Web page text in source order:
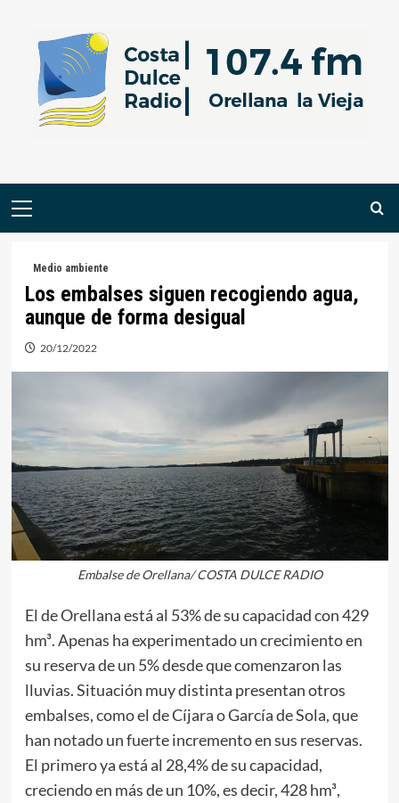
contenido
Menú
Medio ambiente
Los embalses siguen recogiendo agua,
aunque de forma desigual
20/12/2022
Embalse de Orellana/ COSTA DULCE RADIO
El de Orellana está al 53% de su capacidad con 429
hm³. Apenas ha experimentado un crecimiento en
su reserva de un 5% desde que comenzaron las
lluvias. Situación muy distinta presentan otros
embalses, como el de Cíjara o García de Sola, que
han notado un fuerte incremento en sus reservas.
El primero ya está al 28,4% de su capacidad,
creciendo en más de un 10%, es decir, 428 hm³,